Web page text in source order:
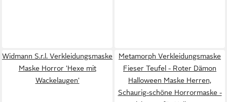
Widmann S.r.l. Verkleidungsmaske
Maske Horror 'Hexe mit
Wackelaugen'
Metamorph Verkleidungsmaske
Fieser Teufel - Roter Dämon
Halloween Maske Herren,
Schaurig-schöne Horrormaske -